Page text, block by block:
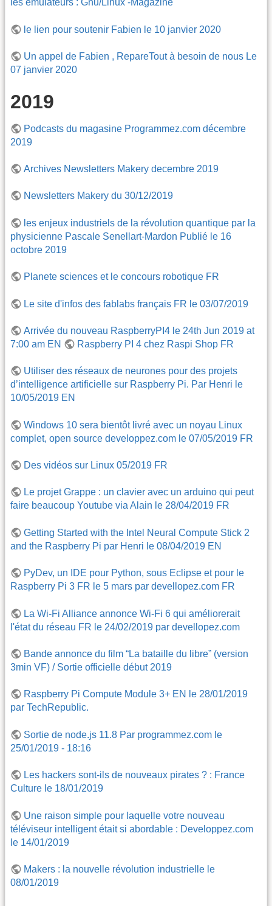
les émulateurs : Gnu/Linux -Magazine
le lien pour soutenir Fabien le 10 janvier 2020
Un appel de Fabien , RepareTout à besoin de nous Le
07 janvier 2020
2019
Podcasts du magasine Programmez.com décembre
2019
Archives Newsletters Makery decembre 2019
Newsletters Makery du 30/12/2019
les enjeux industriels de la révolution quantique par la
physicienne Pascale Senellart-Mardon Publié le 16
octobre 2019
Planete sciences et le concours robotique FR
Le site d'infos des fablabs français FR le 03/07/2019
Arrivée du nouveau RaspberryPI4 le 24th Jun 2019 at
7:00 am EN
Raspberry PI 4 chez Raspi Shop FR
Utiliser des réseaux de neurones pour des projets
d’intelligence artificielle sur Raspberry Pi. Par Henri le
10/05/2019 EN
Windows 10 sera bientôt livré avec un noyau Linux
complet, open source developpez.com le 07/05/2019 FR
Des vidéos sur Linux 05/2019 FR
Le projet Grappe : un clavier avec un arduino qui peut
faire beaucoup Youtube via Alain le 28/04/2019 FR
Getting Started with the Intel Neural Compute Stick 2
and the Raspberry Pi par Henri le 08/04/2019 EN
PyDev, un IDE pour Python, sous Eclipse et pour le
Raspberry Pi 3 FR le 5 mars par devellopez.com FR
La Wi-Fi Alliance annonce Wi-Fi 6 qui améliorerait
l'état du réseau FR le 24/02/2019 par devellopez.com
Bande annonce du film “La bataille du libre” (version
3min VF) / Sortie officielle début 2019
Raspberry Pi Compute Module 3+ EN le 28/01/2019
par TechRepublic.
Sortie de node.js 11.8 Par programmez.com le
25/01/2019 - 18:16
Les hackers sont-ils de nouveaux pirates ? : France
Culture le 18/01/2019
Une raison simple pour laquelle votre nouveau
téléviseur intelligent était si abordable : Developpez.com
le 14/01/2019
Makers : la nouvelle révolution industrielle le
08/01/2019